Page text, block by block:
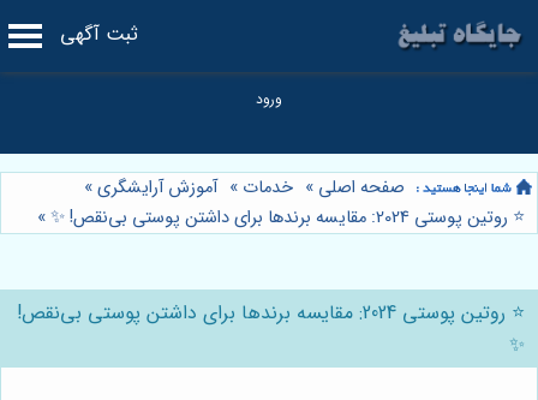
ثبت آگهی
صفحه اصلی » خدمات » آموزش آرایشگری»
⭐️ روتین پوستی 2024: مقایسه برندها برای داشتن پوستی بی‌نقص! ✨
»
⭐️ روتین پوستی 2024: مقایسه برندها برای داشتن پوستی بی‌نقص!
✨